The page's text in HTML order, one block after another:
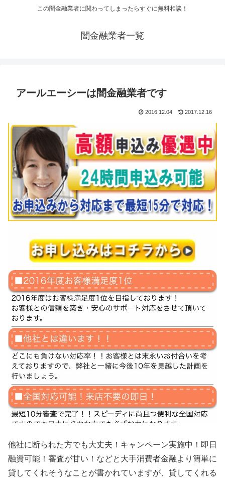
この闇金融業者に関わってしまったらすぐに無料相談！
闇金融業者一覧
アールエーシーは闇金融業者です
2016.12.04 2017.12.16
他社に断られた方でも大丈夫！キャンペーン実施中！即日
融資可能！審査が甘い！などと大手消費者金融より簡単に
貸してくれそうなことが書かれていますが、貸してくれる